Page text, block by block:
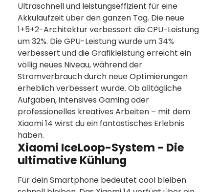
Ultraschnell und leistungseffizient für eine
Akkulaufzeit über den ganzen Tag. Die neue
1+5+2-Architektur verbessert die CPU-Leistung
um 32%. Die GPU-Leistung wurde um 34%
verbessert und die Grafikleistung erreicht ein
völlig neues Niveau, während der
Stromverbrauch durch neue Optimierungen
erheblich verbessert wurde. Ob alltägliche
Aufgaben, intensives Gaming oder
professionelles kreatives Arbeiten – mit dem
Xiaomi 14 wirst du ein fantastisches Erlebnis
haben.
Xiaomi IceLoop-System - Die
ultimative Kühlung
Für dein Smartphone bedeutet cool bleiben